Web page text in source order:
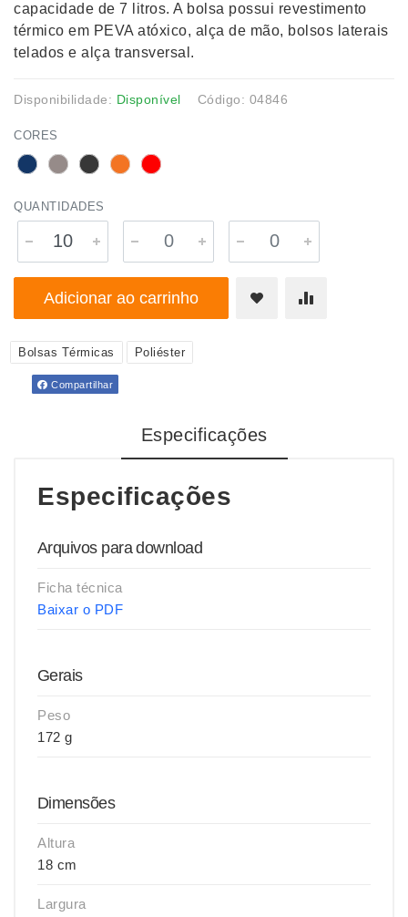
capacidade de 7 litros. A bolsa possui revestimento
térmico em PEVA atóxico, alça de mão, bolsos laterais
telados e alça transversal.
Disponibilidade: Disponível Código: 04846
CORES
QUANTIDADES
Adicionar ao carrinho
Bolsas Térmicas Poliéster
Compartilhar
Especificações
Especificações
Arquivos para download
Ficha técnica
Baixar o PDF
Gerais
Peso
172 g
Dimensões
Altura
18 cm
Largura